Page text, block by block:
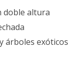
doble altura
árboles exóticos